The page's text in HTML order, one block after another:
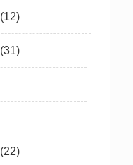
(12)
(31)
(22)